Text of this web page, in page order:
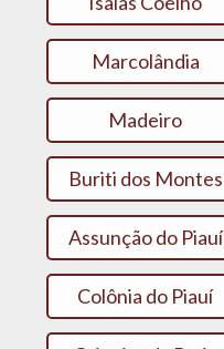
Marcolândia
Madeiro
Buriti dos Montes
Assunção do Piauí
Colônia do Piauí